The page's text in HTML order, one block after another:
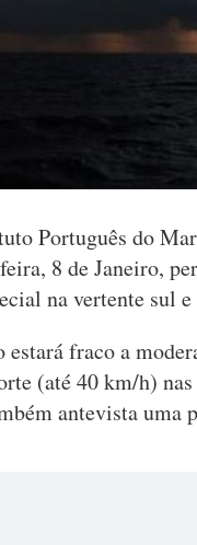
Português do
8 de Janeiro,
na vertente sul
estará fraco a
(até 40 km/h)
antevista uma